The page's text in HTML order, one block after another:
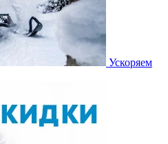
Ускоряем